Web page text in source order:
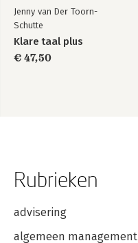
Jenny van Der Toorn-
Schutte
Klare taal plus
€ 47,50
Rubrieken
advisering
algemeen management